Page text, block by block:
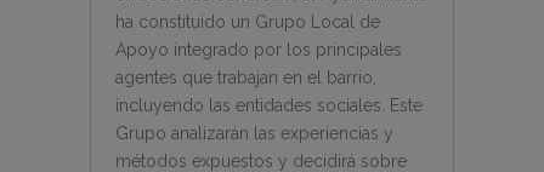
ha constituido un Grupo Local de
Apoyo integrado por los principales
agentes que trabajan en el barrio,
incluyendo las entidades sociales. Este
Grupo analizarán las experiencias y
métodos expuestos y decidirá sobre